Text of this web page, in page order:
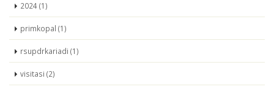
2024 (1)
primkopal (1)
rsupdrkariadi (1)
visitasi (2)